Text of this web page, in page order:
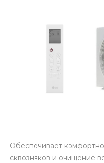
Обеспечивает
сквозняков и очищение